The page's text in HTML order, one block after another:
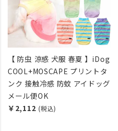
【 防虫 涼感 犬服 春夏 】iDog
COOL+MOSCAPE プリントタ
ンク 接触冷感 防蚊 アイドッグ
メール便OK
￥2,112 (税込)